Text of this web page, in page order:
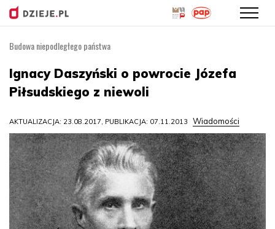
treści
Budowa niepodległego państwa
Ignacy Daszyński o powrocie Józefa
Piłsudskiego z niewoli
AKTUALIZACJA: 23.08.2017, PUBLIKACJA: 07.11.2013 Wiadomości